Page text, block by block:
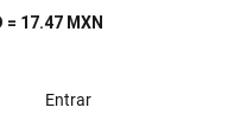
17.47 MXN
Entrar